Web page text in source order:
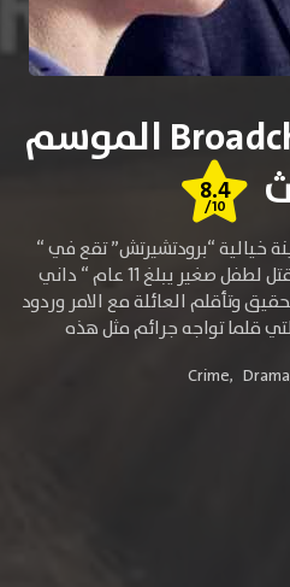
مسلسل Broadchurch الموسم
8.4
/10
خيالية “برودتشيرتش” تقع في “
بريطانيا “ تحدث فيها عملية قتل لطفل صغير يبلغ 11 عام “ داني
وتأقلم العائلة مع الامر وردود
قلما تواجه جرائم مثل هذه
Crime, Drama